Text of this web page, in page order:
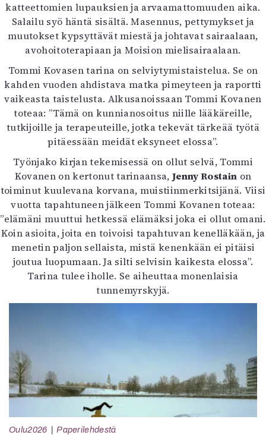
katteettomien lupauksien ja arvaamattomuuden aika.
Salailu syö häntä sisältä. Masennus, pettymykset ja
muutokset kypsyttävät miestä ja johtavat sairaalaan,
avohoitoterapiaan ja Moision mielisairaalaan.
Tommi Kovasen tarina on selviytymistaistelua. Se on
kahden vuoden ahdistava matka pimeyteen ja raportti
vaikeasta taistelusta. Alkusanoissaan Tommi Kovanen
toteaa: ”Tämä on kunnianosoitus niille lääkäreille,
tutkijoille ja terapeuteille, jotka tekevät tärkeää työtä
pitäessään meidät eksyneet elossa”.
Työnjako kirjan tekemisessä on ollut selvä, Tommi
Kovanen on kertonut tarinaansa,Jenny Rostain on
toiminut kuulevana korvana, muistiinmerkitsijänä. Viisi
vuotta tapahtuneen jälkeen Tommi Kovanen toteaa:
”elämäni muuttui hetkessä elämäksi joka ei ollut omani.
Koin asioita, joita en toivoisi tapahtuvan kenelläkään, ja
menetin paljon sellaista, mistä kenenkään ei pitäisi
joutua luopumaan. Ja silti selvisin kaikesta elossa”.
Tarina tulee iholle. Se aiheuttaa monenlaisia
tunnemyrskyjä.
Oulu2026 Paperilehdestä